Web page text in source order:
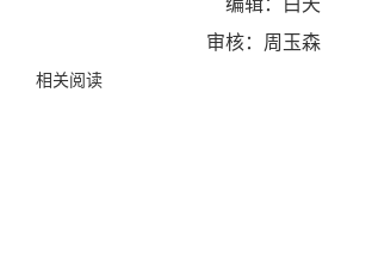
审核：周玉森
相关阅读